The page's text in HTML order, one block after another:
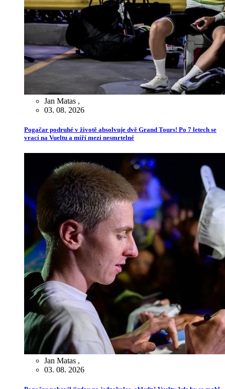
Jan Matas ,
03. 08. 2026
Pogačar podruhé v životě absolvuje dvě Grand Tours! Po 7 letech se
vrací na Vueltu a míří mezi nesmrtelné
Jan Matas ,
03. 08. 2026